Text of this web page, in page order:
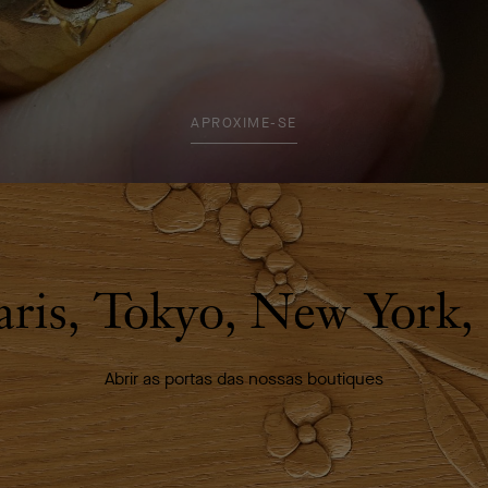
APROXIME-SE
Tokyo, New York,
Abrir as portas das nossas boutiques